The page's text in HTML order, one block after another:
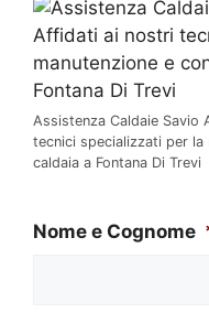
Assistenza Caldaie Savio
tecnici specializzati per la
caldaia a Fontana Di Trevi
Nome e Cognome